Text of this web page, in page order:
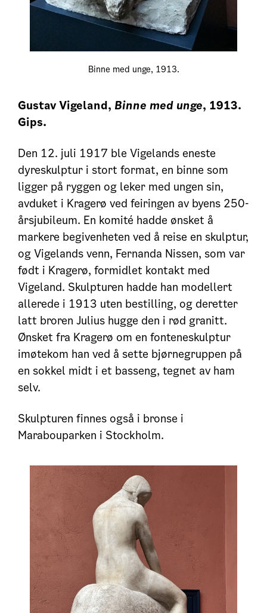
Binne med unge, 1913.
Gustav Vigeland, Binne med unge, 1913.
Gips.
Den 12. juli 1917 ble Vigelands eneste
dyreskulptur i stort format, en binne som
ligger på ryggen og leker med ungen sin,
avduket i Kragerø ved feiringen av byens 250-
årsjubileum. En komité hadde ønsket å
markere begivenheten ved å reise en skulptur,
og Vigelands venn, Fernanda Nissen, som var
født i Kragerø, formidlet kontakt med
Vigeland. Skulpturen hadde han modellert
allerede i 1913 uten bestilling, og deretter
latt broren Julius hugge den i rød granitt.
Ønsket fra Kragerø om en fonteneskulptur
imøtekom han ved å sette bjørnegruppen på
en sokkel midt i et basseng, tegnet av ham
selv.
Skulpturen finnes også i bronse i
Marabouparken i Stockholm.